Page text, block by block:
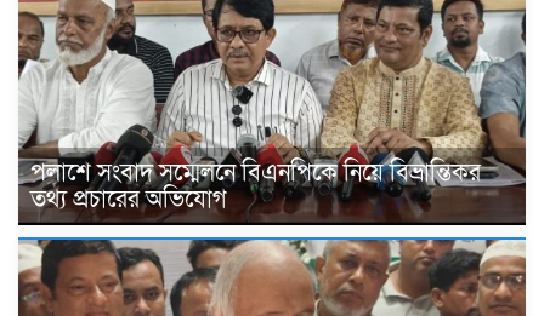
পলাশে সংবাদ সম্মেলনে বিএনপিকে নিয়ে বিভ্রান্তিকর
তথ্য প্রচারের অভিযোগ